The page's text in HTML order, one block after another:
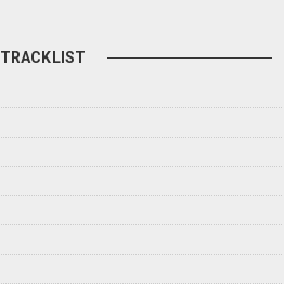
TRACKLIST